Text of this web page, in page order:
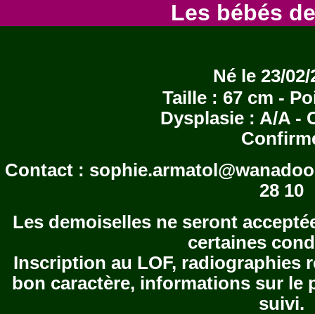
Les bébés
Né le 23/02/
Taille : 67 cm -
Dysplasie : A/A -
Contact :
28 10
Les demoiselles ne seront
certaines
Inscription au LOF, radiographies
bon caractère, informations sur le
suivi.